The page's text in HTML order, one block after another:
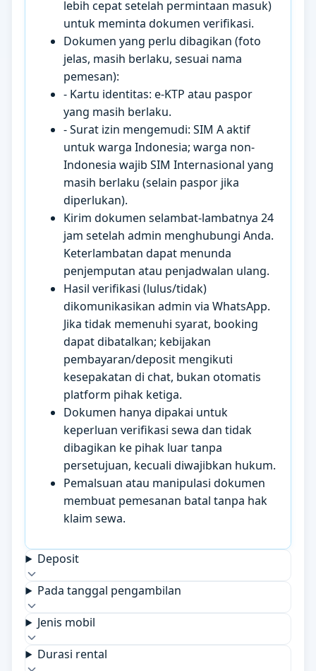
lebih cepat setelah permintaan masuk)
untuk meminta dokumen verifikasi.
Dokumen yang perlu dibagikan (foto
jelas, masih berlaku, sesuai nama
pemesan):
- Kartu identitas: e-KTP atau paspor
yang masih berlaku.
- Surat izin mengemudi: SIM A aktif
untuk warga Indonesia; warga non-
Indonesia wajib SIM Internasional yang
masih berlaku (selain paspor jika
diperlukan).
Kirim dokumen selambat-lambatnya 24
jam setelah admin menghubungi Anda.
Keterlambatan dapat menunda
penjemputan atau penjadwalan ulang.
Hasil verifikasi (lulus/tidak)
dikomunikasikan admin via WhatsApp.
Jika tidak memenuhi syarat, booking
dapat dibatalkan; kebijakan
pembayaran/deposit mengikuti
kesepakatan di chat, bukan otomatis
platform pihak ketiga.
Dokumen hanya dipakai untuk
keperluan verifikasi sewa dan tidak
dibagikan ke pihak luar tanpa
persetujuan, kecuali diwajibkan hukum.
Pemalsuan atau manipulasi dokumen
membuat pemesanan batal tanpa hak
klaim sewa.
Deposit
Pada tanggal pengambilan
Jenis mobil
Durasi rental